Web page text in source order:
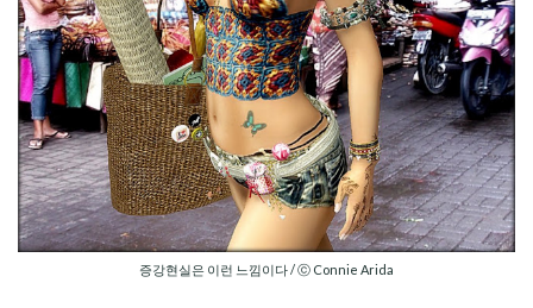
증강현실은 이런 느낌이다 / ⓒ Connie Arida